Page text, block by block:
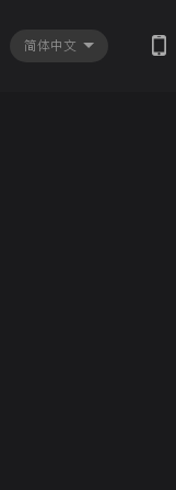
简体中文